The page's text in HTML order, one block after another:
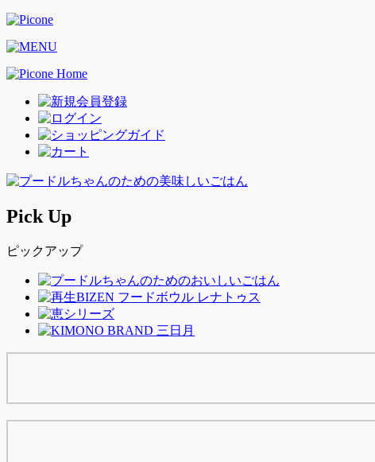
Pick Up
ピックアップ